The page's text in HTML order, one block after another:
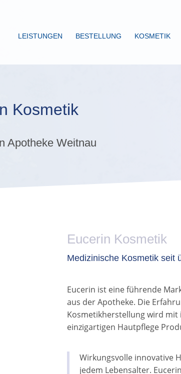
LEISTUNGEN BESTELLUNG KOSMETIK
Kosmetik
Apotheke Weitnau
Eucerin Kosmetik
Medizinische Kosmetik seit
Eucerin ist eine führende
aus der Apotheke. Die
Kosmetikherstellung wird
einzigartigen Hautpflege
Wirkungsvolle innovative
jedem Lebensalter.